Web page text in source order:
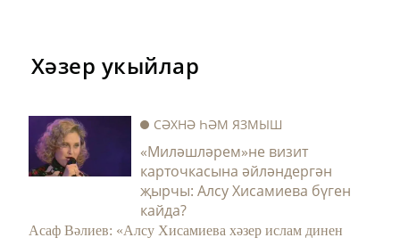
Хәзер укыйлар
СӘХНӘ ҺӘМ ЯЗМЫШ
«Миләшләрем»не визит
карточкасына әйләндергән
җырчы: Алсу Хисамиева бүген
кайда?
Асаф Вәлиев: «Алсу Хисамиева хәзер ислам динен